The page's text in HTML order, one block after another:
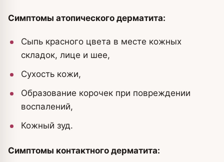
Симптомы атопического дерматита:
Сыпь красного цвета в месте кожных
складок, лице и шее,
Сухость кожи,
Образование корочек при повреждении
воспалений,
Кожный зуд.
Симптомы контактного дерматита: